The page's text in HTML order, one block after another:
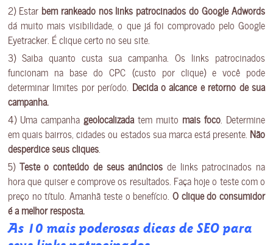
2) Estar bem rankeado nos links patrocinados do Google Adwords
dá muito mais visibilidade, o que já foi comprovado pelo Google
Eyetracker. É clique certo no seu site.
3) Saiba quanto custa sua campanha. Os links patrocinados
funcionam na base do CPC (custo por clique) e você pode
determinar limites por período. Decida o alcance e retorno de sua
campanha.
4) Uma campanha geolocalizada tem muito mais foco . Determine
em quais bairros, cidades ou estados sua marca está presente. Não
desperdice seus cliques
5) Teste o conteúdo de seus anúncios de links patrocinados na
hora que quiser e comprove os resultados. Faça hoje o teste com o
preço no título. Amanhã teste o benefício. O clique do consumidor
é a melhor resposta.
As 10 mais poderosas dicas de SEO para